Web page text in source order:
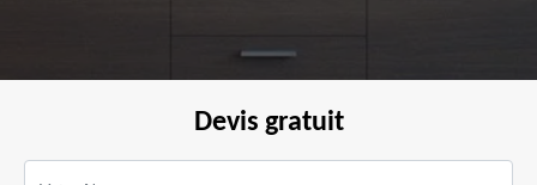
Devis gratuit